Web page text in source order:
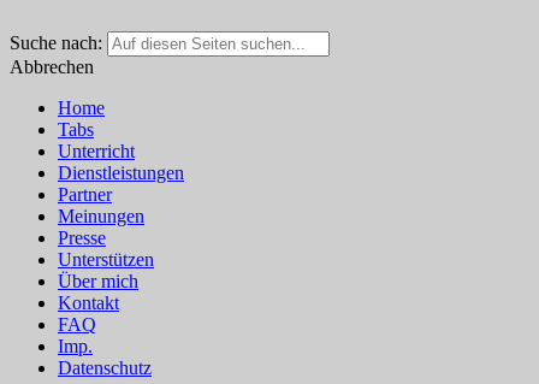
Suche nach:
Abbrechen
Home
Tabs
Unterricht
Dienstleistungen
Partner
Meinungen
Presse
Unterstützen
Über mich
Kontakt
FAQ
Imp.
Datenschutz